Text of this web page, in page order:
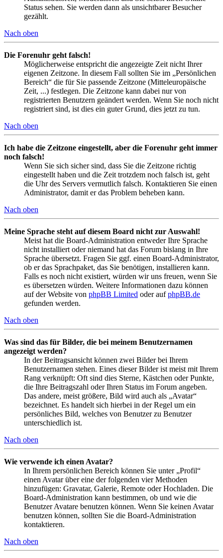
Status sehen. Sie werden dann als unsichtbarer Besucher
gezählt.
Nach oben
Die Forenuhr geht falsch!
Möglicherweise entspricht die angezeigte Zeit nicht Ihrer
eigenen Zeitzone. In diesem Fall sollten Sie im „Persönlichen
Bereich“ die für Sie passende Zeitzone (Mitteleuropäische
Zeit, ...) festlegen. Die Zeitzone kann dabei nur von
registrierten Benutzern geändert werden. Wenn Sie noch nicht
registriert sind, ist dies ein guter Grund, dies jetzt zu tun.
Nach oben
Ich habe die Zeitzone eingestellt, aber die Forenuhr geht immer
noch falsch!
Wenn Sie sich sicher sind, dass Sie die Zeitzone richtig
eingestellt haben und die Zeit trotzdem noch falsch ist, geht
die Uhr des Servers vermutlich falsch. Kontaktieren Sie einen
Administrator, damit er das Problem beheben kann.
Nach oben
Meine Sprache steht auf diesem Board nicht zur Auswahl!
Meist hat die Board-Administration entweder Ihre Sprache
nicht installiert oder niemand hat das Forum bislang in Ihre
Sprache übersetzt. Fragen Sie ggf. einen Board-Administrator,
ob er das Sprachpaket, das Sie benötigen, installieren kann.
Falls es noch nicht existiert, würden wir uns freuen, wenn Sie
es übersetzen würden. Weitere Informationen dazu können
auf der Website von phpBB Limited oder aufphpBB.de
gefunden werden.
Nach oben
Was sind das für Bilder, die bei meinem Benutzernamen
angezeigt werden?
In der Beitragsansicht können zwei Bilder bei Ihrem
Benutzernamen stehen. Eines dieser Bilder ist meist mit Ihrem
Rang verknüpft: Oft sind dies Sterne, Kästchen oder Punkte,
die Ihre Beitragszahl oder Ihren Status im Forum angeben.
Das andere, meist größere, Bild wird auch als „Avatar“
bezeichnet. Es handelt sich hierbei in der Regel um ein
persönliches Bild, welches von Benutzer zu Benutzer
unterschiedlich ist.
Nach oben
Wie verwende ich einen Avatar?
In Ihrem persönlichen Bereich können Sie unter „Profil“
einen Avatar über eine der folgenden vier Methoden
hinzufügen: Gravatar, Galerie, Remote oder Hochladen. Die
Board-Administration kann bestimmen, ob und wie die
Benutzer Avatare benutzen können. Wenn Sie keinen Avatar
benutzen können, sollten Sie die Board-Administration
kontaktieren.
Nach oben